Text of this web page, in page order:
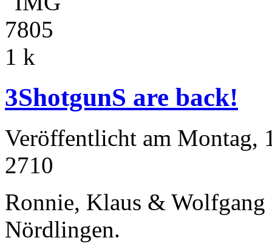
3ShotgunS are back!
Veröffentlicht am Montag,
2710
Ronnie, Klaus &
Nördlingen.